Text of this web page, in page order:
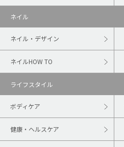
ネイル
ネイル・デザイン
ネイルHOW TO
ライフスタイル
ボディケア
健康・ヘルスケア